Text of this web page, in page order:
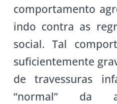
comportamento
indo contra as
social. Tal
suficientemente
de travessuras
“normal” da